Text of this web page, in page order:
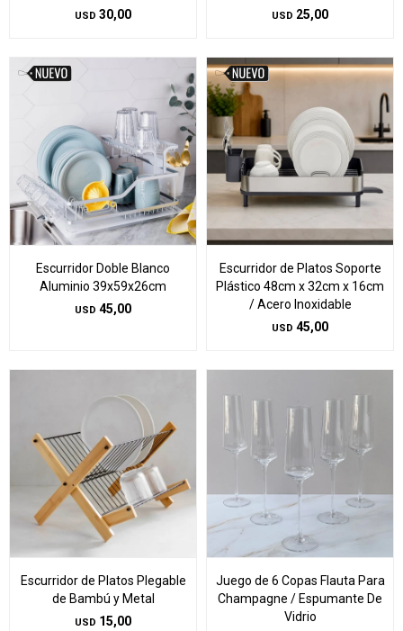
USD 30,00 USD 25,00
Escurridor Doble Blanco
Aluminio 39x59x26cm
USD 45,00
Escurridor de Platos Soporte
Plástico 48cm x 32cm x 16cm
/ Acero Inoxidable
USD 45,00
Escurridor de Platos Plegable
de Bambú y Metal
USD 15,00
Juego de 6 Copas Flauta Para
Champagne / Espumante De
Vidrio